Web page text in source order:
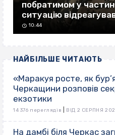
побратимом у
ситуацію
10:44
НАЙБІЛЬШЕ ЧИТАЮТЬ
«Маракуя росте, як
Черкащини розповів
екзотики
14 376 переглядів ВІД 2 СЕРПНЯ
На дамбі біля Черкас